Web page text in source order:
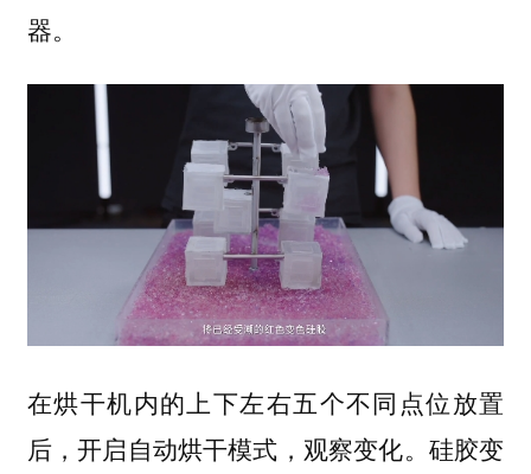
器。
在烘干机内的上下左右五个不同点位放置
后，开启自动烘干模式，观察变化。硅胶变